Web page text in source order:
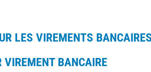
LES VIREMENTS BANCAIRES
VIREMENT BANCAIRE